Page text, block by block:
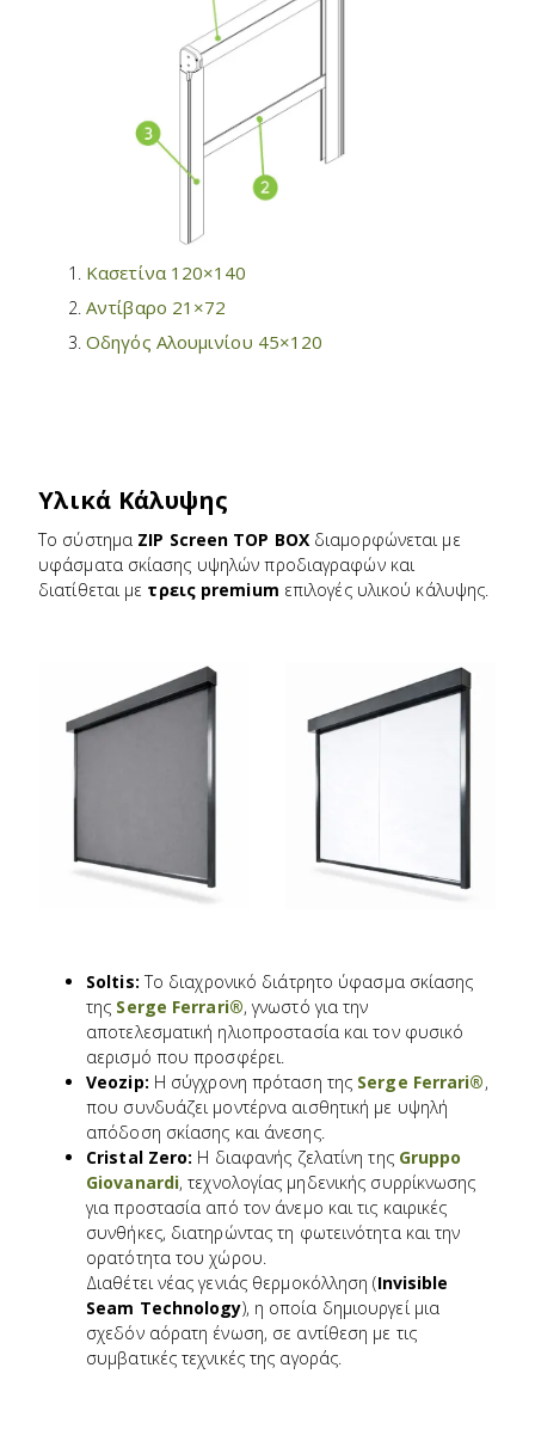
Κασετίνα 120×140
Αντίβαρο 21×72
Οδηγός Αλουμινίου 45×120
Υλικά Κάλυψης
Το σύστημα ZIP Screen TOP BOXδιαμορφώνεται με
υφάσματα σκίασης υψηλών προδιαγραφών και
διατίθεται με τρεις premium επιλογές υλικού κάλυψης.
Soltis: Το διαχρονικό διάτρητο ύφασμα σκίασης
της Serge Ferrari®, γνωστό για την
αποτελεσματική ηλιοπροστασία και τον φυσικό
αερισμό που προσφέρει.
Veozip: Η σύγχρονη πρόταση της Serge Ferrari®,
που συνδυάζει μοντέρνα αισθητική με υψηλή
απόδοση σκίασης και άνεσης.
Cristal Zero: Η διαφανής ζελατίνη της Gruppo
Giovanardi, τεχνολογίας μηδενικής συρρίκνωσης
για προστασία από τον άνεμο και τις καιρικές
συνθήκες, διατηρώντας τη φωτεινότητα και την
ορατότητα του χώρου.
Διαθέτει νέας γενιάς θερμοκόλληση (Invisible
Seam Technology), η οποία δημιουργεί μια
σχεδόν αόρατη ένωση, σε αντίθεση με τις
συμβατικές τεχνικές της αγοράς.